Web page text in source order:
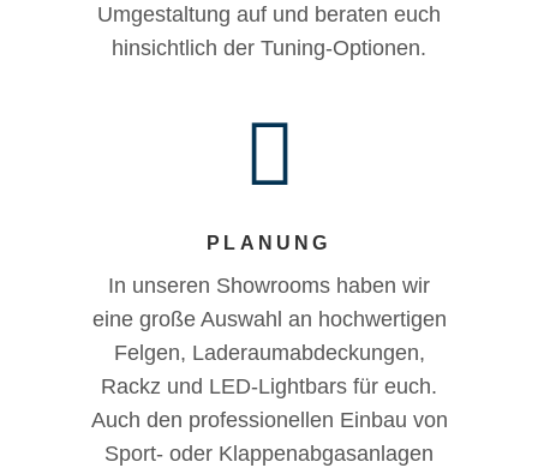
Umgestaltung auf und beraten euch
hinsichtlich der Tuning-Optionen.
PLANUNG
In unseren Showrooms haben wir
eine große Auswahl an hochwertigen
Felgen, Laderaumabdeckungen,
Rackz und LED-Lightbars für euch.
Auch den professionellen Einbau von
Sport- oder Klappenabgasanlagen